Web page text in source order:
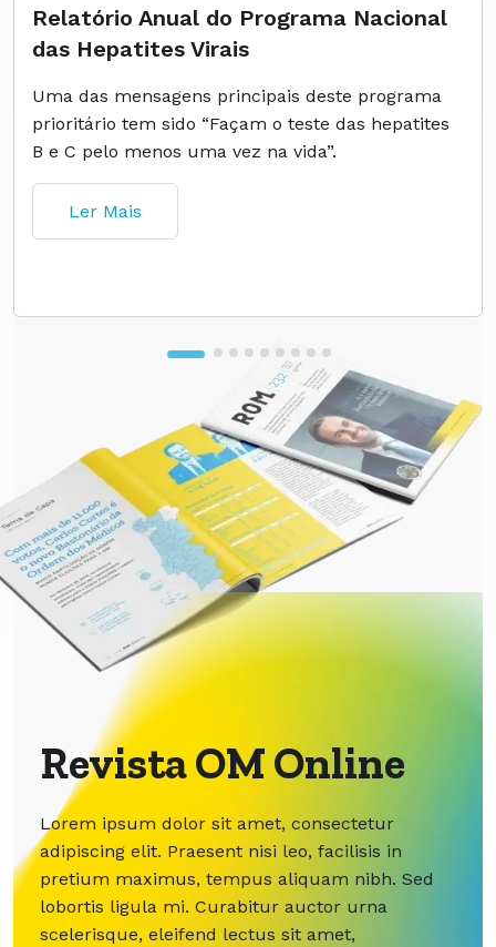
Relatório Anual do Programa Nacional
das Hepatites Virais
Uma das mensagens principais deste programa
prioritário tem sido “Façam o teste das hepatites
B e C pelo menos uma vez na vida”.
Ler Mais
Revista OM Online
Lorem ipsum dolor sit amet, consectetur
adipiscing elit. Praesent nisi leo, facilisis in
pretium maximus, tempus aliquam nibh. Sed
lobortis ligula mi. Curabitur auctor urna
scelerisque, eleifend lectus sit amet,